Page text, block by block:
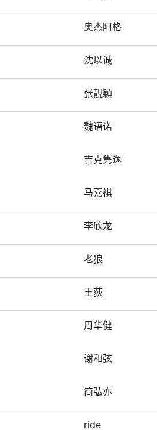
奥杰阿格
沈以诚
张靚穎
魏语诺
吉克隽逸
马嘉祺
李欣龙
老狼
王荻
周华健
谢和弦
简弘亦
ride